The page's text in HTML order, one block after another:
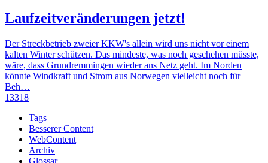
Laufzeitveränderungen jetzt!
Der Streckbetrieb zweier KKW's allein wird uns nicht vor einem
kalten Winter schützen. Das mindeste, was noch geschehen müsste,
wäre, dass Grundremmingen wieder ans Netz geht. Im Norden
könnte Windkraft und Strom aus Norwegen vielleicht noch für
Beh…
13318
Tags
Besserer Content
WebContent
Archiv
Glossar